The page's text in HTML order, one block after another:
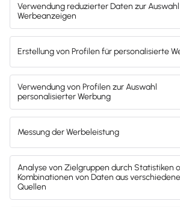
Erläutere die Ergebnisse deiner
begründe deine Entscheidungen,
Außenstehende das nachvollziehen
4. Standort des Unternehmens
Warum willst du ausgerechnet an
gewähltenStandortdeine Bäckerei
bei dieser Frage ist es zielführend,
eines Außenstehenden zu
des Unternehmensstandortes
erläutern.
Gehe dabei auf die
ein, wie zum Beispiel die